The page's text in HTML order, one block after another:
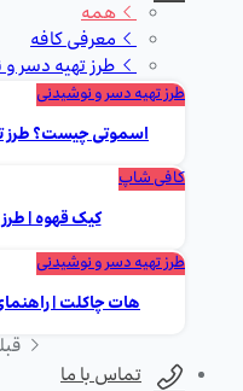
همه
معرفی کافه
طرز تهیه دسر
طرز تهیه دسر و نوشیدنی
اسموتی چیست؟ طرز تهیه حرفه
کافی شاپ
کیک قهوه | طرز تهیه 4 مدل
طرز تهیه دسر و نوشیدنی
هات چاکلت | راهنمای خرید + 4 روش
تماس با ما